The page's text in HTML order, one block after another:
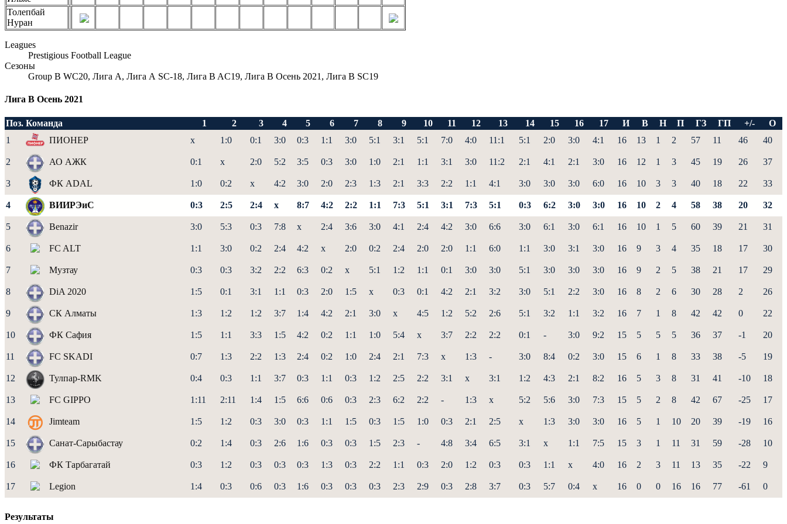
Толепбай
Нуран
Leagues
Prestigious Football League
Сезоны
Group B WC20, Лига А, Лига А SC-18, Лига B AC19, Лига В Осень 2021, Лига В SC19
Лига B Осень 2021
Поз. Команда 1 2 3 4 5 6 7 8 9 10 11 12 13 14 15 16 17 И В Н П ГЗ ГП +/-
О
1
ПИОНЕР x 1:0 0:1 3:0 0:3 1:1 3:0 5:1 3:1 5:1 7:0 4:0 11:1 5:1 2:0 3:0 4:1 16 13 1 2 57 11 46 40
2 АО АЖК 0:1 x 2:0 5:2 3:5 0:3 3:0 1:0 2:1 1:1 3:1 3:0 11:2 2:1 4:1 2:1 3:0 16 12 1 3 45 19 26 37
3 ФК ADAL 1:0 0:2 x 4:2 3:0 2:0 2:3 1:3 2:1 3:3 2:2 1:1 4:1 3:0 3:0 3:0 6:0 16 10 3 3 40 18 22 33
4 ВИИРЭиС 0:3 2:5 2:4 x 8:7 4:2 2:2 1:1 7:3 5:1 3:1 7:3 5:1 0:3 6:2 3:0 3:0 16 10 2 4 58 38 20 32
5 Benazir 3:0 5:3 0:3 7:8 x 2:4 3:6 3:0 4:1 2:4 4:2 3:0 6:6 3:0 6:1 3:0 6:1 16 10 1 5 60 39 21 31
6 FC ALT 1:1 3:0 0:2 2:4 4:2 x 2:0 0:2 2:4 2:0 2:0 1:1 6:0 1:1 3:0 3:1 3:0 16 9 3 4 35 18 17 30
7 Музтау 0:3 0:3 3:2 2:2 6:3 0:2 x 5:1 1:2 1:1 0:1 3:0 3:0 5:1 3:0 3:0 3:0 16 9 2 5 38 21 17 29
8 DiA 2020 1:5 0:1 3:1 1:1 0:3 2:0 1:5 x 0:3 0:1 4:2 2:1 3:2 3:0 5:1 2:2 3:0 16 8 2 6 30 28 2 26
9 СК Алматы 1:3 1:2 1:2 3:7 1:4 4:2 2:1 3:0 x 4:5 1:2 5:2 2:6 5:1 3:2 1:1 3:2 16 7 1 8 42 42 0 22
10 ФК Сафия 1:5 1:1 3:3 1:5 4:2 0:2 1:1 1:0 5:4 x 3:7 2:2 2:2 0:1 - 3:0 9:2 15 5 5 5 36 37 -1 20
11 FC SKADI 0:7 1:3 2:2 1:3 2:4 0:2 1:0 2:4 2:1 7:3 x 1:3 - 3:0 8:4 0:2 3:0 15 6 1 8 33 38 -5 19
12 Тулпар-RMK 0:4 0:3 1:1 3:7 0:3 1:1 0:3 1:2 2:5 2:2 3:1 x 3:1 1:2 4:3 2:1 8:2 16 5 3 8 31 41 -10 18
13 FC GIPPO 1:11 2:11 1:4 1:5 6:6 0:6 0:3 2:3 6:2 2:2 - 1:3 x 5:2 5:6 3:0 7:3 15 5 2 8 42 67 -25 17
14 Jimteam 1:5 1:2 0:3 3:0 0:3 1:1 1:5 0:3 1:5 1:0 0:3 2:1 2:5 x 1:3 3:0 3:0 16 5 1 10 20 39 -19 16
15 Санат-Сарыбастау 0:2 1:4 0:3 2:6 1:6 0:3 0:3 1:5 2:3 - 4:8 3:4 6:5 3:1 x 1:1 7:5 15 3 1 11 31 59 -28 10
16 ФК Тарбагатай 0:3 1:2 0:3 0:3 0:3 1:3 0:3 2:2 1:1 0:3 2:0 1:2 0:3 0:3 1:1 x 4:0 16 2 3 11 13 35 -22 9
17 Legion 1:4 0:3 0:6 0:3 1:6 0:3 0:3 0:3 2:3 2:9 0:3 2:8 3:7 0:3 5:7 0:4 x 16 0 0 16 16 77 -61 0
Результаты